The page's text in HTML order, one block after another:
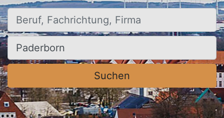
Beruf, Fachrichtung, Firma
Ort, Stadt
Suchen